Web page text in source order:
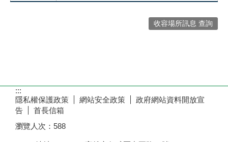
收容場所訊息 查詢
:::
隱私權保護政策
網站安全政策
政府網站資料開放宣
告
首長信箱
瀏覽人次： 588